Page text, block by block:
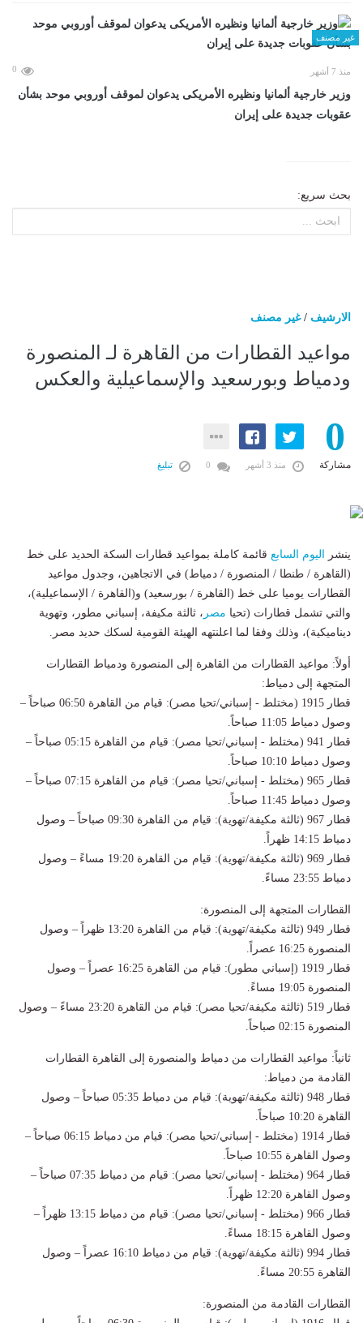
غير مصنف
منذ 7 أشهر 0
وزير خارجية ألمانيا ونظيره الأمريكى يدعوان لموقف أوروبي موحد بشأن
عقوبات جديدة على إيران
بحث سريع:
الارشيف /غير مصنف
مواعيد القطارات من القاهرة لـ المنصورة
ودمياط وبورسعيد والإسماعيلية والعكس
0
مشاركة منذ 3 أشهر تبليغ
ينشر اليوم السابع قائمة كاملة بمواعيد قطارات السكة الحديد على خط
(القاهرة / طنطا / المنصورة / دمياط) في الاتجاهين، وجدول مواعيد
القطارات يوميا على خط (القاهرة / بورسعيد) و(القاهرة / الإسماعيلية)،
والتي تشمل قطارات (تحيا مصر ، ثالثة مكيفة، إسباني مطور، وتهوية
ديناميكية)، وذلك وفقا لما اعلنتهه الهيئة القومية لسكك حديد مصر.
أولاً: مواعيد القطارات من القاهرة إلى المنصورة ودمياط القطارات
المتجهة إلى دمياط:
قطار 1915 (مختلط - إسباني/تحيا مصر): قيام من القاهرة 06:50 صباحاً –
وصول دمياط 11:05 صباحاً.
قطار 941 (مختلط - إسباني/تحيا مصر): قيام من القاهرة 05:15 صباحاً –
وصول دمياط 10:10 صباحاً.
قطار 965 (مختلط - إسباني/تحيا مصر): قيام من القاهرة 07:15 صباحاً –
وصول دمياط 11:45 صباحاً.
قطار 967 (ثالثة مكيفة/تهوية): قيام من القاهرة 09:30 صباحاً – وصول
دمياط 14:15 ظهراً.
قطار 969 (ثالثة مكيفة/تهوية): قيام من القاهرة 19:20 مساءً – وصول
دمياط 23:55 مساءً.
القطارات المتجهة إلى المنصورة:
قطار 949 (ثالثة مكيفة/تهوية): قيام من القاهرة 13:20 ظهراً – وصول
المنصورة 16:25 عصراً.
قطار 1919 (إسباني مطور): قيام من القاهرة 16:25 عصراً – وصول
المنصورة 19:05 مساءً.
قطار 519 (ثالثة مكيفة/تحيا مصر): قيام من القاهرة 23:20 مساءً – وصول
المنصورة 02:15 صباحاً.
ثانياً: مواعيد القطارات من دمياط والمنصورة إلى القاهرة القطارات
القادمة من دمياط:
قطار 948 (ثالثة مكيفة/تهوية): قيام من دمياط 05:35 صباحاً – وصول
القاهرة 10:20 صباحاً.
قطار 1914 (مختلط - إسباني/تحيا مصر): قيام من دمياط 06:15 صباحاً –
وصول القاهرة 10:55 صباحاً.
قطار 964 (مختلط - إسباني/تحيا مصر): قيام من دمياط 07:35 صباحاً –
وصول القاهرة 12:20 ظهراً.
قطار 966 (مختلط - إسباني/تحيا مصر): قيام من دمياط 13:15 ظهراً –
وصول القاهرة 18:15 مساءً.
قطار 994 (ثالثة مكيفة/تهوية): قيام من دمياط 16:10 عصراً – وصول
القاهرة 20:55 مساءً.
القطارات القادمة من المنصورة: